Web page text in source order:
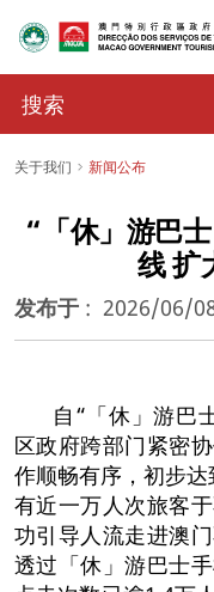
关于我们 新闻公布
“「休」游巴
线 扩
发布于 : 2026/06/
自“「休」游巴
区政府跨部门紧密
作顺畅有序，初步
有近一万人次旅客
功引导人流走进澳
透过「休」游巴士